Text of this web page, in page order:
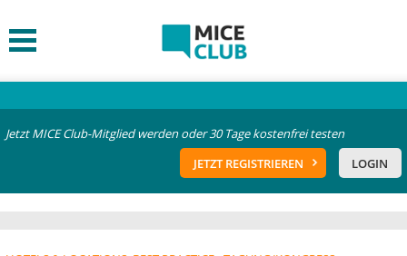
Jetzt MICE Club-Mitglied werden oder 30 Tage kostenfrei testen
JETZT REGISTRIEREN
LOGIN